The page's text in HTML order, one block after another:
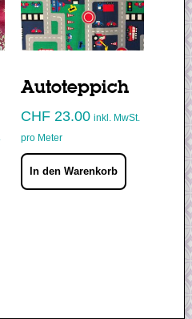
Autoteppich
CHF23.00 inkl. MwSt.
pro Meter
In den Warenkorb